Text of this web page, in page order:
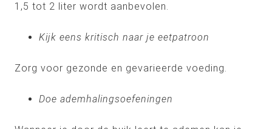
1,5 tot 2 liter wordt aanbevolen.
Kijk eens kritisch naar je eetpatroon
Zorg voor gezonde en gevarieerde voeding.
Doe ademhalingsoefeningen